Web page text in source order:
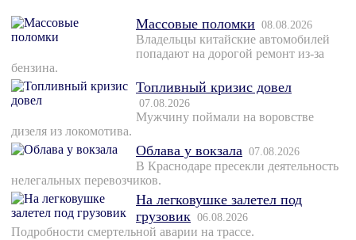
Массовые поломки 08.08.2026
Владельцы китайские автомобилей
попадают на дорогой ремонт из-за
бензина.
Топливный кризис довел
07.08.2026
Мужчину поймали на воровстве
дизеля из локомотива.
Облава у вокзала 07.08.2026
В Краснодаре пресекли деятельность
нелегальных перевозчиков.
На легковушке залетел под
грузовик 06.08.2026
Подробности смертельной аварии на трассе.